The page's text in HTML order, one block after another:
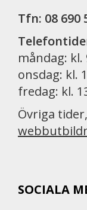
Tfn: 08 690
måndag: kl.
onsdag: kl.
fredag: kl.
Övriga
SOCIALA